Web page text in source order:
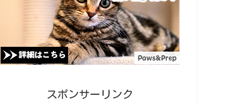
スポンサーリンク